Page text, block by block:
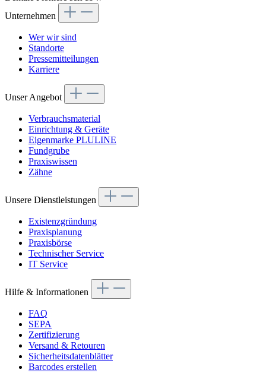
Unternehmen
Wer wir sind
Standorte
Pressemitteilungen
Karriere
Unser Angebot
Verbrauchsmaterial
Einrichtung & Geräte
Eigenmarke PLULINE
Fundgrube
Praxiswissen
Zähne
Unsere Dienstleistungen
Existenzgründung
Praxisplanung
Praxisbörse
Technischer Service
IT Service
Hilfe & Informationen
FAQ
SEPA
Zertifizierung
Versand & Retouren
Sicherheitsdatenblätter
Barcodes erstellen